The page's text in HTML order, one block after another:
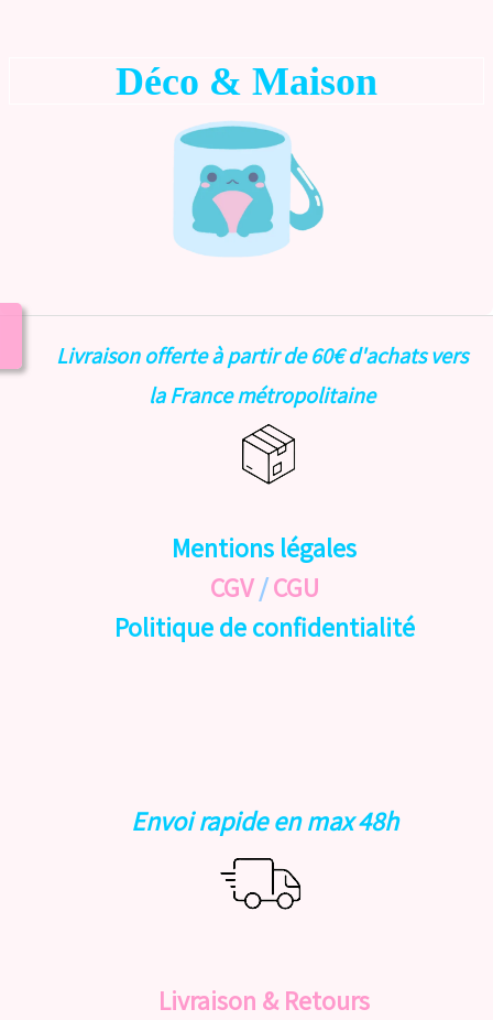
Déco & Maison
Livraison offerte à partir de 60€ d'achats vers
la France métropolitaine
Mentions légales
CGV / CGU
Politique de confidentialité
Envoi rapide en max 48h
Livraison & Retours